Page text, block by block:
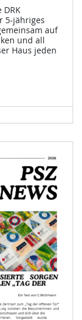
DRK
5-jähriges
auf
und all
Haus jeden